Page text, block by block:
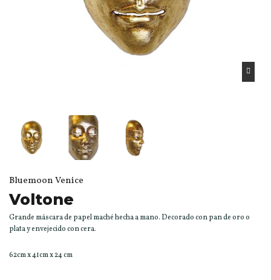
Bluemoon Venice
Voltone
Grande máscara de papel maché hecha a mano. Decorado con pan de oro o
plata y envejecido con cera.
62cm x 41cm x 24 cm